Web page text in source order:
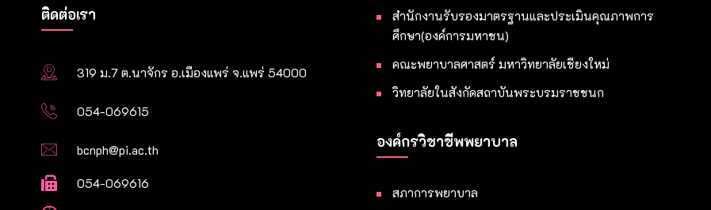
ติดต่อเรา
319 ม.7 ต.นาจักร อ.เมืองแพร่ จ.แพร่ 54000
054-069615
bcnph@pi.ac.th
054-069616
สำนักงานรับรองมาตรฐานและประเมินคุณภาพการ
ศึกษา(องค์การมหาชน)
คณะพยาบาลศาสตร์ มหาวิทยาลัยเชียงใหม่
วิทยาลัยในสังกัดสถาบันพระบรมราชชนก
องค์กรวิชาชีพพยาบาล
สภาการพยาบาล